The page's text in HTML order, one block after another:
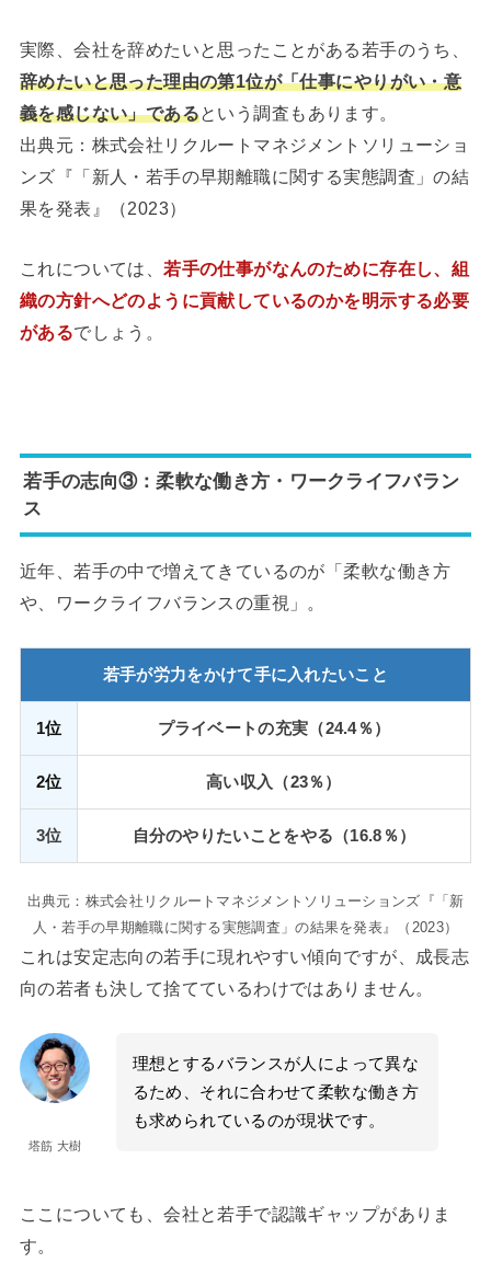
実際、会社を辞めたいと思ったことがある若手のうち、
辞めたいと思った理由の第1位が「仕事にやりがい・意
義を感じない」であるという調査もあります。
出典元：株式会社リクルートマネジメントソリューショ
ンズ『「新人・若手の早期離職に関する実態調査」の結
果を発表』（2023）
これについては、若手の仕事がなんのために存在し、組
織の方針へどのように貢献しているのかを明示する必要
があるでしょう。
若手の志向③：柔軟な働き方・ワークライフバラン
ス
近年、若手の中で増えてきているのが「柔軟な働き方
や、ワークライフバランスの重視」。
若手が労力をかけて手に入れたいこと
1位 プライベートの充実（24.4％）
2位 高い収入（23％）
3位 自分のやりたいことをやる（16.8％）
出典元：株式会社リクルートマネジメントソリューションズ『「新
人・若手の早期離職に関する実態調査」の結果を発表』（2023）
これは安定志向の若手に現れやすい傾向ですが、成長志
向の若者も決して捨てているわけではありません。
塔筋 大樹
理想とするバランスが人によって異な
るため、それに合わせて柔軟な働き方
も求められているのが現状です。
ここについても、会社と若手で認識ギャップがありま
す。